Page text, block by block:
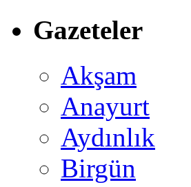
Gazeteler
Akşam
Anayurt
Aydınlık
Birgün